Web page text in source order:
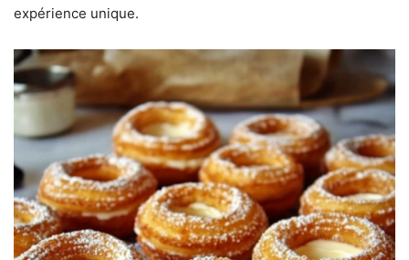
expérience unique.